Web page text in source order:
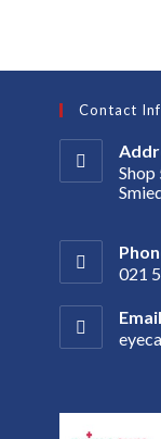
Contact
Shop
021